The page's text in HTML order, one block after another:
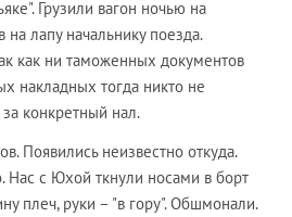
Грузили вагон ночью на
на лапу начальнику поезда.
как ни таможенных документов
накладных тогда никто не
конкретный нал.
Появились неизвестно откуда.
Нас с Юхой ткнули носами в борт
плеч, руки – "в гору". Обшмонали.